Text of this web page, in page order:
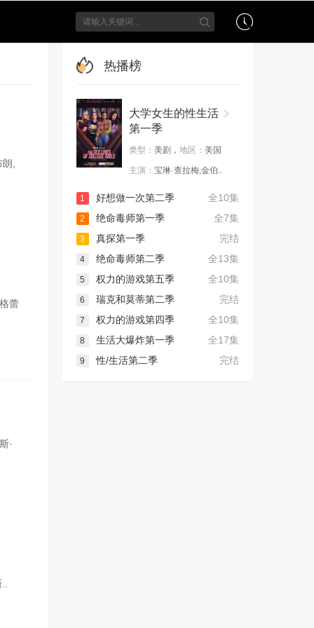
,
蕾
·
热播榜
大学女生的性生活
第一季
类型： 美剧， 地区： 美国
主演： 宝琳·查拉梅,金伯..
全10集
1
好想做一次第二季
全7集
2
绝命毒师第一季
完结
3
真探第一季
全13集
4
绝命毒师第二季
全10集
5
权力的游戏第五季
完结
6
瑞克和莫蒂第二季
全10集
7
权力的游戏第四季
全17集
8
生活大爆炸第一季
完结
9 性/生活第二季